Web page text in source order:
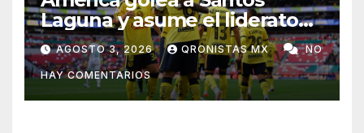
Laguna y asume el liderato
del Apertura 2026
AGOSTO 3, 2026 QRONISTAS MX NO
HAY COMENTARIOS